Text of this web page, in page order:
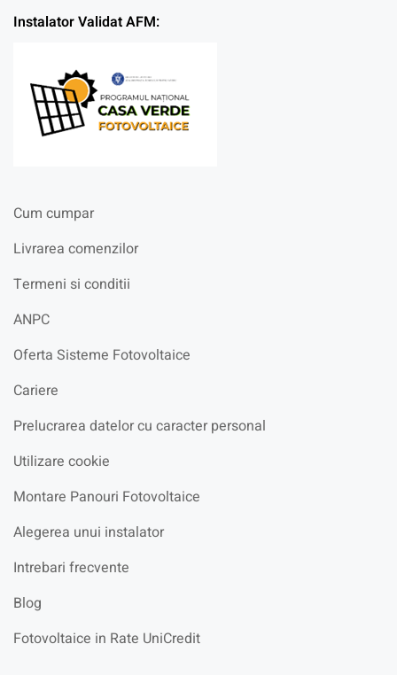
Instalator Validat AFM:
Cum cumpar
Livrarea comenzilor
Termeni si conditii
ANPC
Oferta Sisteme Fotovoltaice
Cariere
Prelucrarea datelor cu caracter personal
Utilizare cookie
Montare Panouri Fotovoltaice
Alegerea unui instalator
Intrebari frecvente
Blog
Fotovoltaice in Rate UniCredit